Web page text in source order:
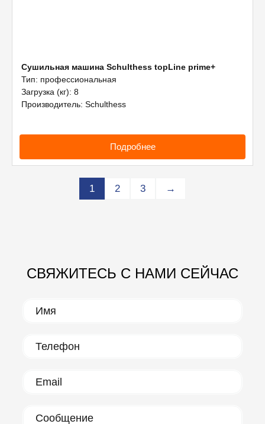
Сушильная машина Schulthess topLine prime+
Тип: профессиональная
Загрузка (кг): 8
Производитель: Schulthess
Подробнее
1 2 3 →
СВЯЖИТЕСЬ С НАМИ СЕЙЧАС